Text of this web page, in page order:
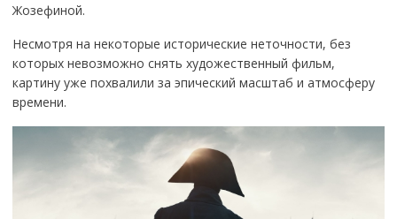
Жозефиной.
Несмотря на некоторые исторические неточности, без
которых невозможно снять художественный фильм,
картину уже похвалили за эпический масштаб и атмосферу
времени.